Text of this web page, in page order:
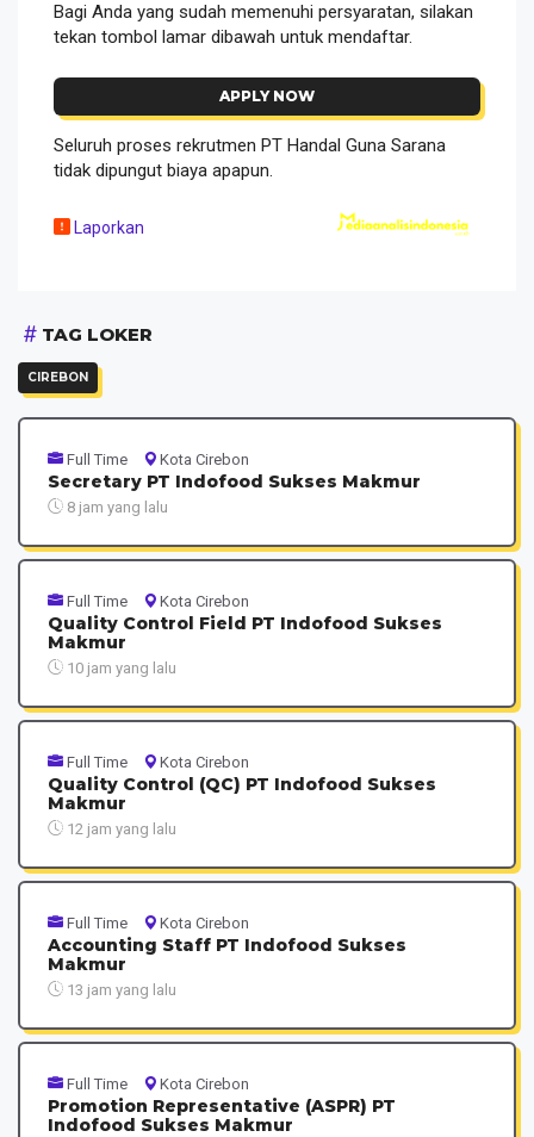
Bagi Anda yang sudah memenuhi persyaratan, silakan
tekan tombol lamar dibawah untuk mendaftar.
APPLY NOW
Seluruh proses rekrutmen PT Handal Guna Sarana
tidak dipungut biaya apapun.
Laporkan
TAG LOKER
CIREBON
Full Time Kota Cirebon
Secretary PT Indofood Sukses Makmur
8 jam yang lalu
Full Time Kota Cirebon
Quality Control Field PT Indofood Sukses
Makmur
10 jam yang lalu
Full Time Kota Cirebon
Quality Control (QC) PT Indofood Sukses
Makmur
12 jam yang lalu
Full Time Kota Cirebon
Accounting Staff PT Indofood Sukses
Makmur
13 jam yang lalu
Full Time Kota Cirebon
Promotion Representative (ASPR) PT
Indofood Sukses Makmur